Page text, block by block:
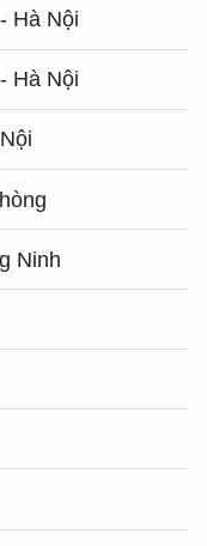
Hà Nội
Hà Nội
Ninh